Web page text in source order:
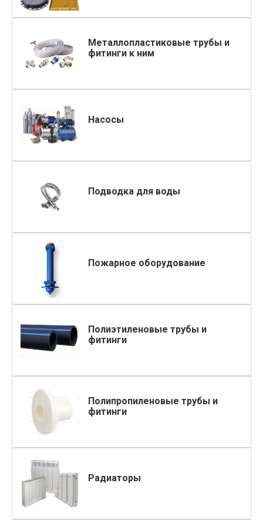
Металлопластиковые трубы и
фитинги к ним
Насосы
Подводка для воды
Пожарное оборудование
Полиэтиленовые трубы и
фитинги
Полипропиленовые трубы и
фитинги
Радиаторы